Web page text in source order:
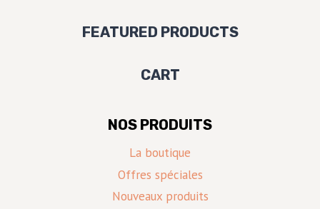
FEATURED PRODUCTS
CART
NOS PRODUITS
La boutique
Offres spéciales
Nouveaux produits